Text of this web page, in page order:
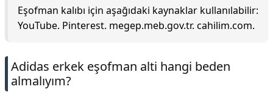
Eşofman kalıbı için aşağıdaki kaynaklar kullanılabilir:
YouTube. Pinterest. megep.meb.gov.tr. cahilim.com.
Adidas erkek eşofman alti hangi beden
almalıyım?